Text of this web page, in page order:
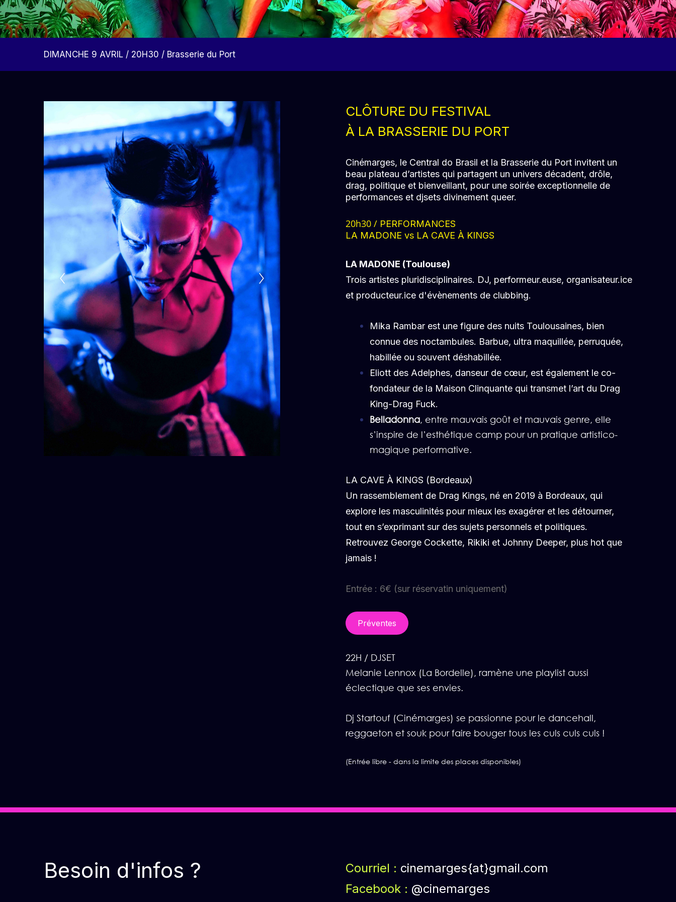
DIMANCHE 9 AVRIL / 20H30 / Brasserie du Port
CLÔTURE DU FESTIVAL
À LA BRASSERIE DU PORT
Cinémarges, le Central do Brasil et la Brasserie du Port invitent un
beau plateau d’artistes qui partagent un univers décadent, drôle,
drag, politique et bienveillant, pour une soirée exceptionnelle de
performances et djsets divinement queer.
20h30 /PERFORMANCES
LA MADONE vs LA CAVE À KINGS
LA MADONE (Toulouse)
Trois artistes pluridisciplinaires. DJ, performeur.euse, organisateur.ice
et producteur.ice d'évènements de clubbing.
Mika Rambarest une figure des nuits Toulousaines, bien
connue des noctambules. Barbue, ultra maquillée, perruquée,
habillée ou souvent déshabillée.
Eliott des Adelphes, danseur de cœur, est également le co-
fondateur de la Maison Clinquante qui transmet l’art du Drag
King-Drag Fuck.
Belladonna, entre mauvais goût et mauvais genre, elle
s’inspire de l’esthétique camp pour un pratique artistico-
magique performative.
LA CAVE À KINGS (Bordeaux)
Un rassemblement de Drag Kings, né en 2019 à Bordeaux, qui
explore les masculinités pour mieux les exagérer et les détourner,
tout en s’exprimant sur des sujets personnels et politiques.
Retrouvez George Cockette, Rikiki et Johnny Deeper, plus hot que
jamais !
Entrée : 6€ (sur réservatin uniquement)
Préventes
22H / DJSET
Melanie Lennox (La Bordelle), ramène une playlist aussi
éclectique que ses envies.
Dj Startouf (Cinémarges) se passionne pour le dancehall,
reggaeton et souk pour faire bouger tous les culs culs culs !
(Entrée libre - dans la limite des places disponibles)
Besoin d'infos ? Courriel : cinemarges{at}gmail.com
Facebook : @cinemarges